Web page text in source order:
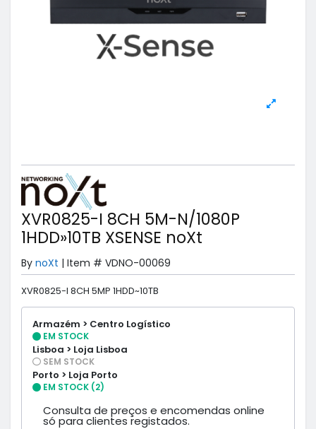
XVR0825-I 8CH 5M-N/1080P
1HDD»10TB XSENSE noXt
By noXt | Item # VDNO-00069
XVR0825-I 8CH 5MP 1HDD~10TB
Armazém > Centro Logístico
EM STOCK
Lisboa > Loja Lisboa
SEM STOCK
Porto > Loja Porto
EM STOCK (2)
Consulta de preços e encomendas online
só para clientes registados.